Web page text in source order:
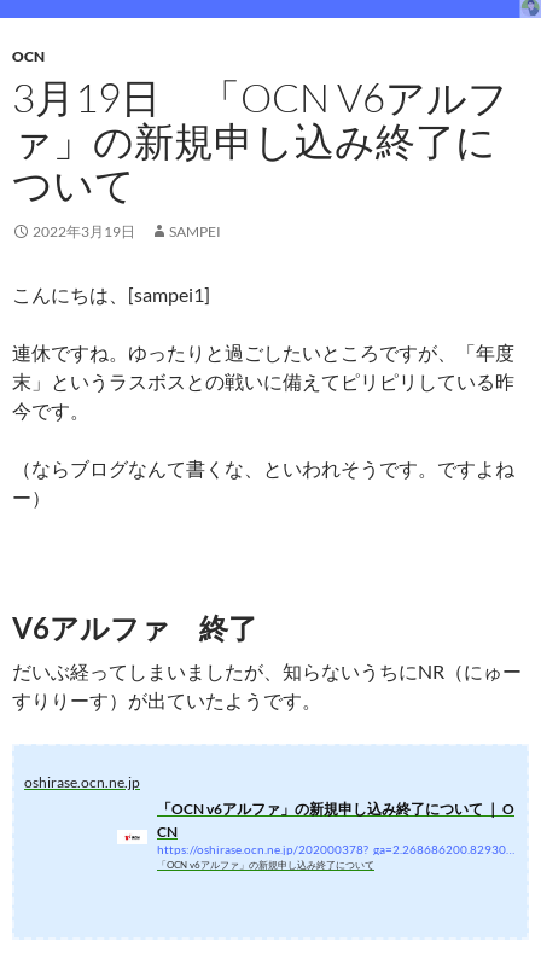
OCN
3月19日 「OCN V6アルフ
ァ」の新規申し込み終了に
ついて
2022年3月19日 SAMPEI
こんにちは、[sampei1]
連休ですね。ゆったりと過ごしたいところですが、「年度
末」というラスボスとの戦いに備えてピリピリしている昨
今です。
（ならブログなんて書くな、といわれそうです。ですよね
ー）
V6アルファ 終了
だいぶ経ってしまいましたが、知らないうちにNR（にゅー
すりりーす）が出ていたようです。
oshirase.ocn.ne.jp
「OCN v6アルファ」の新規申し込み終了について ｜ O
CN
「OCN v6アルファ」の新規申し込み終了について